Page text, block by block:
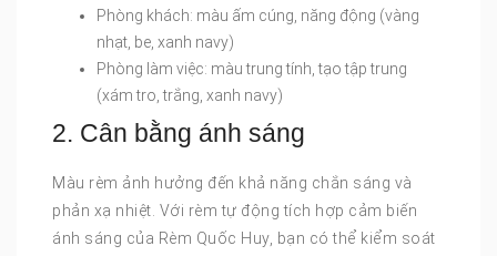
Phòng khách: màu ấm cúng, năng động (vàng
nhạt, be, xanh navy)
Phòng làm việc: màu trung tính, tạo tập trung
(xám tro, trắng, xanh navy)
2. Cân bằng ánh sáng
Màu rèm ảnh hưởng đến khả năng chắn sáng và
phản xạ nhiệt. Với rèm tự động tích hợp cảm biến
ánh sáng của Rèm Quốc Huy, bạn có thể kiểm soát